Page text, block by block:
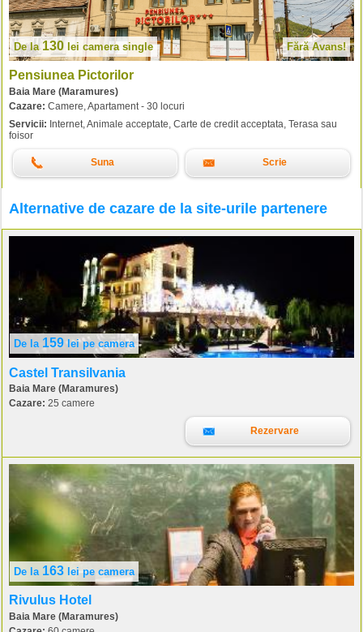
De la 130 lei camera single Fără Avans!
Pensiunea Pictorilor
Baia Mare (Maramures)
Cazare: Camere, Apartament - 30 locuri
Servicii: Internet, Animale acceptate, Carte de credit acceptata, Terasa sau
foisor
Suna Scrie
Alternative de cazare de la site-urile partenere
De la 159 leipe camera
Castel Transilvania
Baia Mare (Maramures)
Cazare: 25 camere
Rezervare
De la 163 leipe camera
Rivulus Hotel
Baia Mare (Maramures)